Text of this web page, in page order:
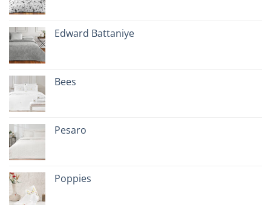
Edward Battaniye
Bees
Pesaro
Poppies